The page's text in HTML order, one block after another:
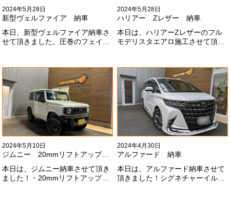
2024年5月28日
新型ヴェルファイア 納車
本日、新型ヴェルファイア納車さ
せて頂きました。圧巻のフェイス
なりました！いつも本当にありが
とうございます#x1f60a;
2024年5月28日
ハリアー Zレザー 納車
本日は、ハリアーZレザーのフル
モデリスタエアロ施工させて頂き
全然、思い通りエアロが入ってき
ませんね。。今後とも宜しくお願
いします！
2024年5月10日
ジムニー 20mmリフトアップ納車
本日は、ジムニー納車させて頂き
ました！・20mmリフトアップ・
2024年4月30日
アルファード 納車
本日は、アルファード納車させて
頂きました！シグネチャーイル